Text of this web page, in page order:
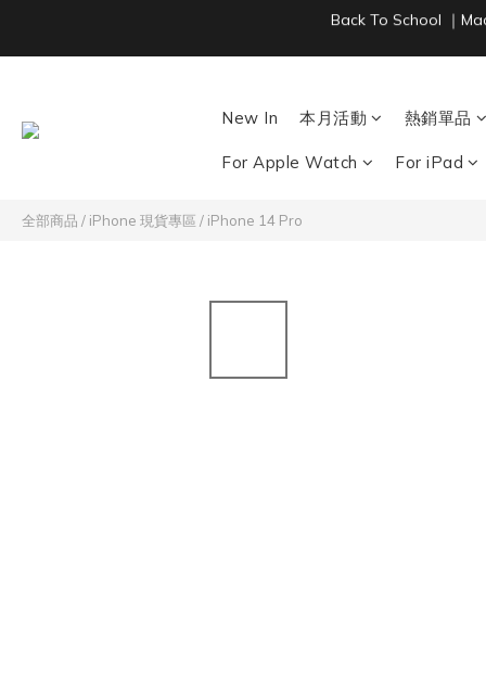
New In 本月活動 熱銷單品
For Apple Watch For iPad
全部商品 / iPhone 現貨專區 / iPhone 14 Pro